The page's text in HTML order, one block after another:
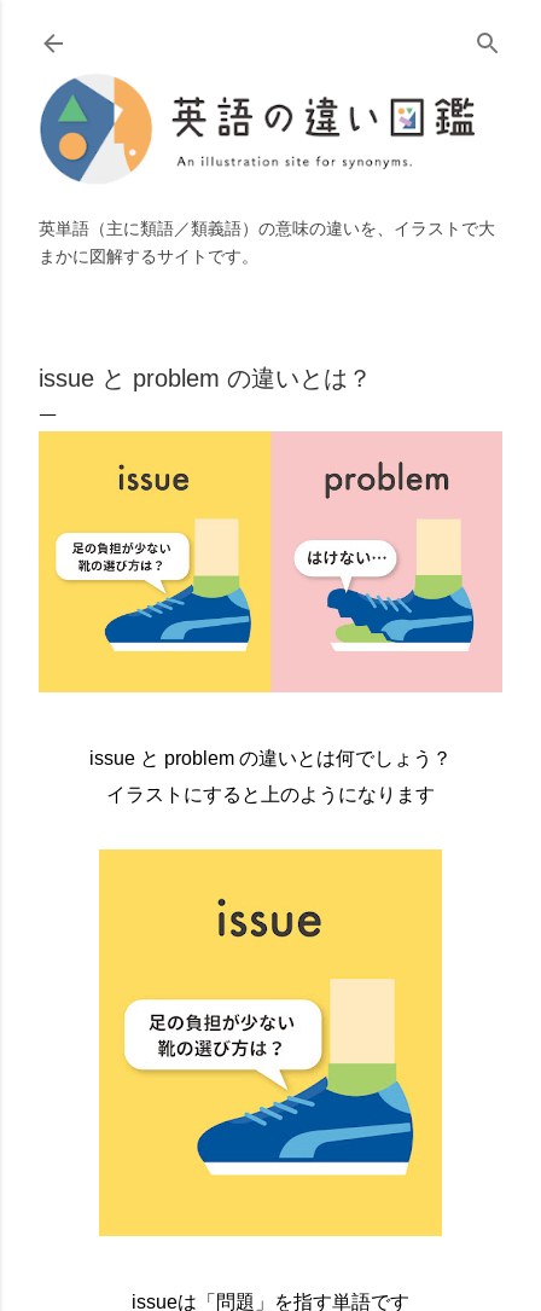
スキップしてメイン コンテンツに移動
英単語（主に類語／類義語）の意味の違いを、イラストで大
まかに図解するサイトです。
issue と problem の違いとは？
issue と problem の違いとは何でしょう？
イラストにすると上のようになります
issueは「問題」を指す単語です